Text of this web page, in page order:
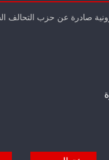
صادرة عن حزب التحالف